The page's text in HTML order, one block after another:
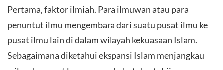
Pertama, faktor ilmiah. Para ilmuwan atau para
penuntut ilmu mengembara dari suatu pusat ilmu ke
pusat ilmu lain di dalam wilayah kekuasaan Islam.
Sebagaimana diketahui ekspansi Islam menjangkau